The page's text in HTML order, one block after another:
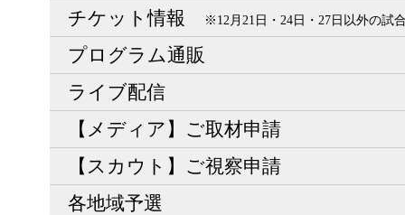
チケット情報
※12月21日・24日・27日以外の試
プログラム通販
ライブ配信
【メディア】ご取材申請
【スカウト】ご視察申請
各地域予選